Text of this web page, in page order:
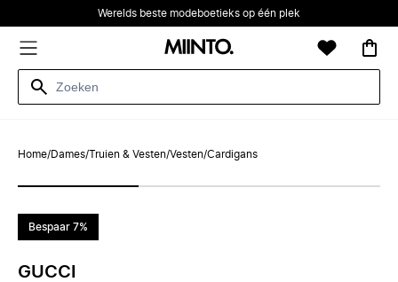
Werelds beste modeboetieks op één plek
Home/Dames/Truien & Vesten/Vesten/Cardigans
Bespaar 7%
GUCCI